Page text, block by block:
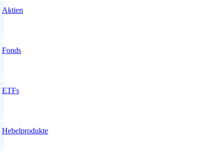
Aktien
Fonds
ETFs
Hebelprodukte